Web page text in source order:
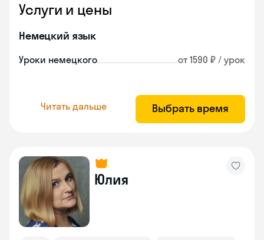
Услуги и цены
Немецкий язык
Уроки немецкого от 1590 ₽ / урок
Читать дальше Выбрать время
Юлия